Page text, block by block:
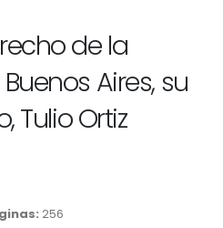
de la
Aires, su
Tulio Ortiz
256